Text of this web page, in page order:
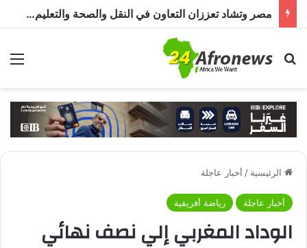
مصر وتشاد تعززان التعاون في النقل والصحة والتعليم والاستثمار خلال الدورة الرابعة للجنة المشتركة
بحث عن
الرئيسية / أخبار عاجلة
أخبار عاجلة رياضة أفريقية
الوداد المغربي إلي نصف نهائي